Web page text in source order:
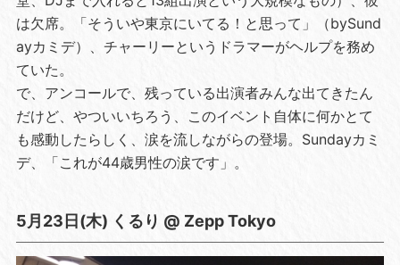
は欠席。「そういや東京にいてる！と思って」（bySund
ayカミデ）、チャーリーというドラマーがヘルプを務め
ていた。
で、アンコールで、残っている出演者みんな出てきたん
だけど、やついいちろう、このイベント自体に何かとて
も感動したらしく、涙を流しながらの登場。Sundayカミ
デ、「これが44歳男性の涙です」。
5月23日(木) くるり @ Zepp Tokyo